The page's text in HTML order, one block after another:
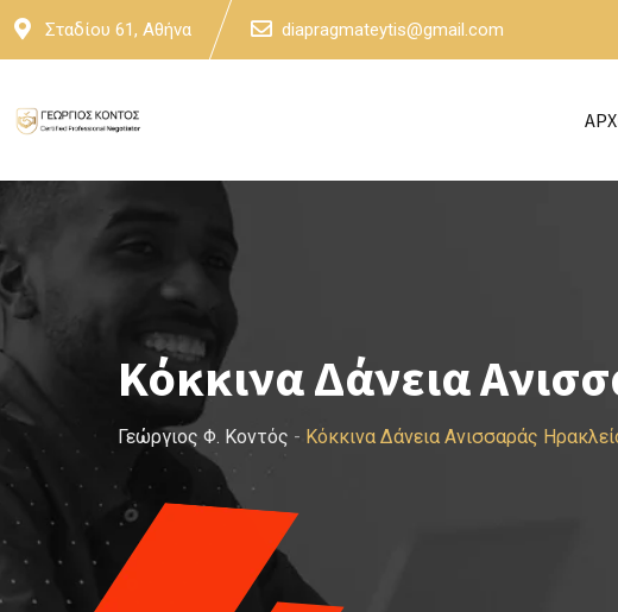
Skip
Σταδίου 61, Αθήνα diapragmateytis@gmail.com
Κόκκινα Δάνεια
Γεώργιος Φ. Κοντός - Κόκκινα Δάνεια Ανισσαράς